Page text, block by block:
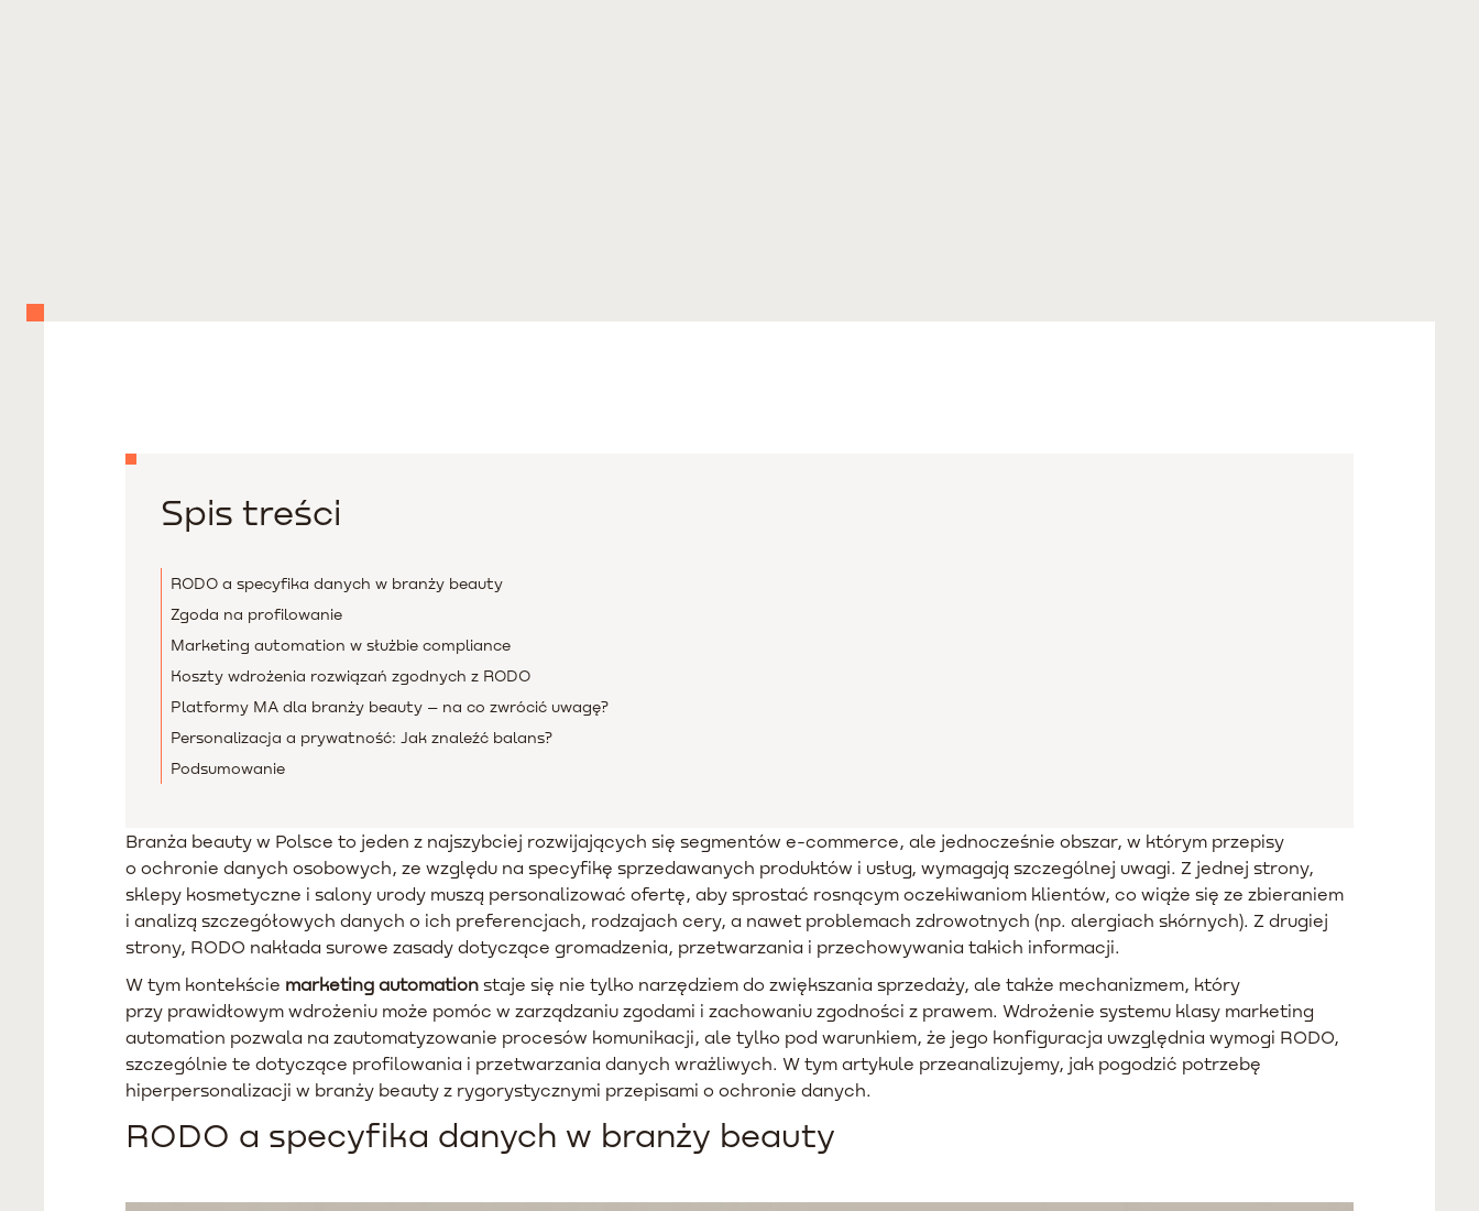
Spis treści
RODO a specyfika danych w branży beauty
Zgoda na profilowanie
Marketing automation w służbie compliance
Koszty wdrożenia rozwiązań zgodnych z RODO
Platformy MA dla branży beauty – na co zwrócić uwagę?
Personalizacja a prywatność: Jak znaleźć balans?
Podsumowanie
Branża beauty w Polsce to jeden z najszybciej rozwijających się segmentów e-commerce, ale jednocześnie obszar, w którym przepisy
o ochronie danych osobowych, ze względu na specyfikę sprzedawanych produktów i usług, wymagają szczególnej uwagi. Z jednej strony,
sklepy kosmetyczne i salony urody muszą personalizować ofertę, aby sprostać rosnącym oczekiwaniom klientów, co wiąże się ze zbieraniem
i analizą szczegółowych danych o ich preferencjach, rodzajach cery, a nawet problemach zdrowotnych (np. alergiach skórnych). Z drugiej
strony, RODO nakłada surowe zasady dotyczące gromadzenia, przetwarzania i przechowywania takich informacji.
W tym kontekście marketing automation staje się nie tylko narzędziem do zwiększania sprzedaży, ale także mechanizmem, który
przy prawidłowym wdrożeniu może pomóc w zarządzaniu zgodami i zachowaniu zgodności z prawem. Wdrożenie systemu klasy marketing
automation pozwala na zautomatyzowanie procesów komunikacji, ale tylko pod warunkiem, że jego konfiguracja uwzględnia wymogi RODO,
szczególnie te dotyczące profilowania i przetwarzania danych wrażliwych. W tym artykule przeanalizujemy, jak pogodzić potrzebę
hiperpersonalizacji w branży beauty z rygorystycznymi przepisami o ochronie danych.
RODO a specyfika danych w branży beauty